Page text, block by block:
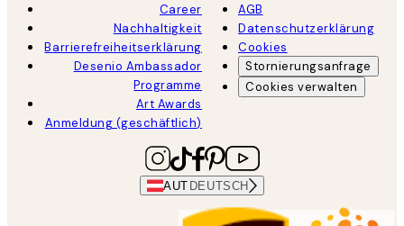
Career
Nachhaltigkeit
Barrierefreiheitserklärung
Desenio Ambassador
Programme
Art Awards
Anmeldung (geschäftlich)
AGB
Datenschutzerklärung
Cookies
Stornierungsanfrage
Cookies verwalten
AUT DEUTSCH